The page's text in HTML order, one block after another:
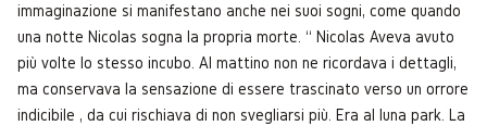
immaginazione si manifestano anche nei suoi sogni, come quando
una notte Nicolas sogna la propria morte. “ Nicolas Aveva avuto
più volte lo stesso incubo. Al mattino non ne ricordava i dettagli,
ma conservava la sensazione di essere trascinato verso un orrore
indicibile , da cui rischiava di non svegliarsi più. Era al luna park. La